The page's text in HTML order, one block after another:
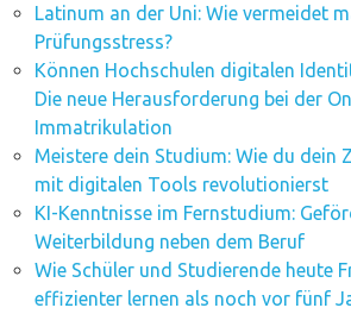
Latinum an der Uni: Wie vermeidet
Prüfungsstress?
Können Hochschulen digitalen
Die neue Herausforderung bei der
Immatrikulation
Meistere dein Studium: Wie du dein
mit digitalen Tools revolutionierst
KI-Kenntnisse im Fernstudium:
Weiterbildung neben dem Beruf
Wie Schüler und Studierende heute
effizienter lernen als noch vor fünf